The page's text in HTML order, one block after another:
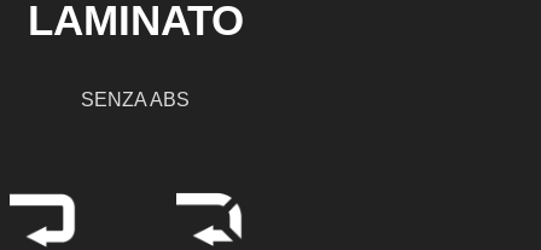
LAMINATO
SENZA ABS